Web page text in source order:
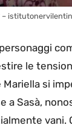
–
le
si
a Sasà,
vani.